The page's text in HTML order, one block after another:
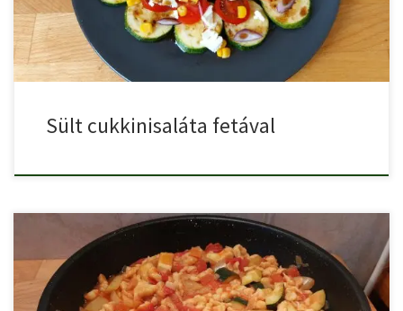
Sült cukkinisaláta fetával